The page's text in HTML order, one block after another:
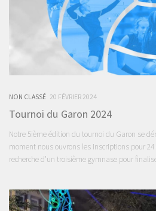
NON CLASSÉ 20 FÉVRIER 2024
Tournoi du Garon 2024
Notre 5ième édition du tournoi du Garon se
moment nous ouvrons les inscriptions pour
recherche d’un troisième gymnase pour